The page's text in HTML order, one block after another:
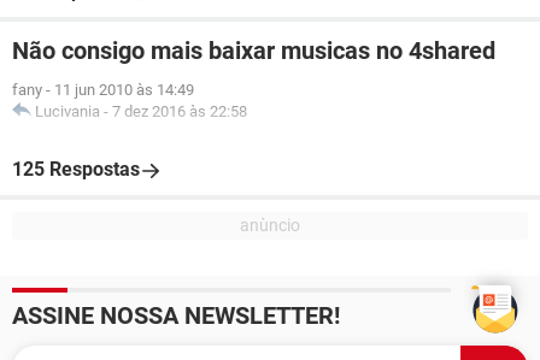
Não consigo mais baixar musicas no 4shared
fany - 11 jun 2010 às 14:49
Lucivania - 7 dez 2016 às 22:58
125 Respostas
ASSINE NOSSA NEWSLETTER!